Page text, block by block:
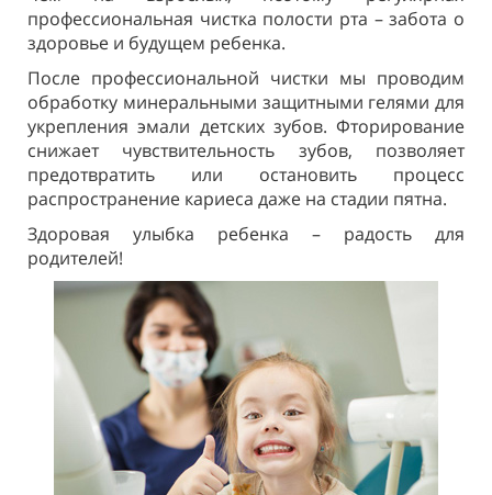
профессиональная чистка полости рта – забота о
здоровье и будущем ребенка.
После профессиональной чистки мы проводим
обработку минеральными защитными гелями для
укрепления эмали детских зубов. Фторирование
снижает чувствительность зубов, позволяет
предотвратить или остановить процесс
распространение кариеса даже на стадии пятна.
Здоровая улыбка ребенка – радость для
родителей!